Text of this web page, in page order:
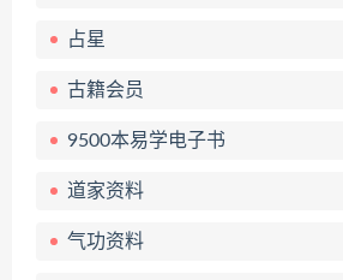
占星
古籍会员
9500本易学电子书
道家资料
气功资料